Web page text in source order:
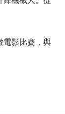
電影比賽，與